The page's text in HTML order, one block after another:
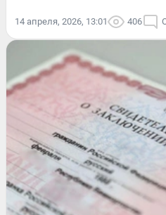
14 апреля, 2026, 13:01 406